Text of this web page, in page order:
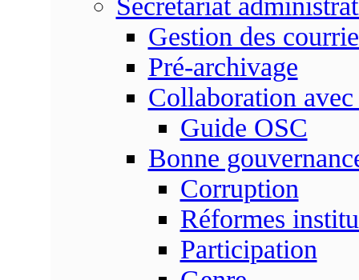
Secrétariat
Gestion des
Pré-archivage
Collaboration
Guide OSC
Bonne
Corruption
Réformes
Participation